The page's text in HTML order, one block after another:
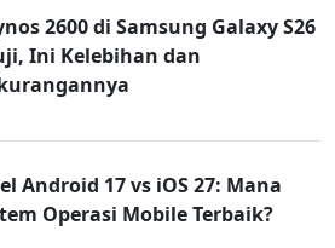
2600 di Samsung Galaxy S26
Ini Kelebihan dan
Android 17 vs iOS 27: Mana
Operasi Mobile Terbaik?